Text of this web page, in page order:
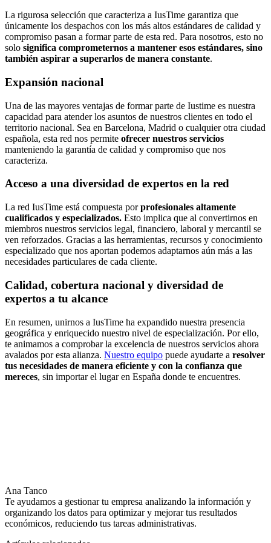
La rigurosa selección que caracteriza a IusTime garantiza que
únicamente los despachos con los más altos estándares de calidad y
compromiso pasan a formar parte de esta red. Para nosotros, esto no
solo significa comprometernos a mantener esos estándares, sino
también aspirar a superarlos de manera constante.
Expansión nacional
Una de las mayores ventajas de formar parte de Iustime es nuestra
capacidad para atender los asuntos de nuestros clientes en todo el
territorio nacional. Sea en Barcelona, Madrid o cualquier otra ciudad
española, esta red nos permite ofrecer nuestros servicios
manteniendo la garantía de calidad y compromiso que nos
caracteriza.
Acceso a una diversidad de expertos en la red
La red IusTime está compuesta porprofesionales altamente
cualificados y especializados. Esto implica que al convertirnos en
miembros nuestros servicios legal, financiero, laboral y mercantil se
ven reforzados. Gracias a las herramientas, recursos y conocimiento
especializado que nos aportan podemos adaptarnos aún más a las
necesidades particulares de cada cliente.
Calidad, cobertura nacional y diversidad de
expertos a tu alcance
En resumen, unirnos a IusTime ha expandido nuestra presencia
geográfica y enriquecido nuestro nivel de especialización. Por ello,
te animamos a comprobar la excelencia de nuestros servicios ahora
avalados por esta alianza. Nuestro equipo puede ayudarte a resolver
tus necesidades de manera eficiente y con la confianza que
mereces, sin importar el lugar en España donde te encuentres.
Ana Tanco
Te ayudamos a gestionar tu empresa analizando la información y
organizando los datos para optimizar y mejorar tus resultados
económicos, reduciendo tus tareas administrativas.